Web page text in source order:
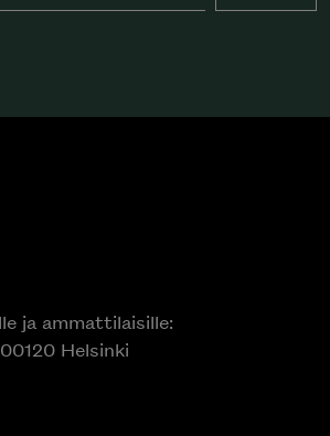
ja ammattilaisille:
Helsinki